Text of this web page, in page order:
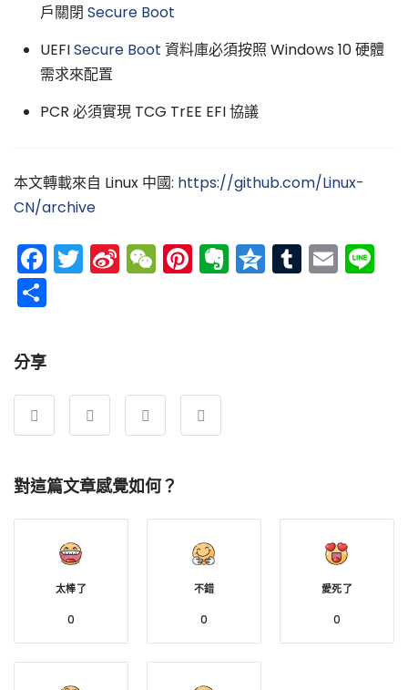
戶關閉 Secure Boot
UEFISecure Boot 資料庫必須按照 Windows 10 硬體
需求來配置
PCR 必須實現 TCG TrEE EFI 協議
本文轉載來自 Linux 中國: https://github.com/Linux-
CN/archive
Facebook
Twitter
SinaWeChat
Pinterest
Evernote
Qzone
Tumblr
分享
對這篇文章感覺如何？
太棒了
0
不錯
0
愛死了
0